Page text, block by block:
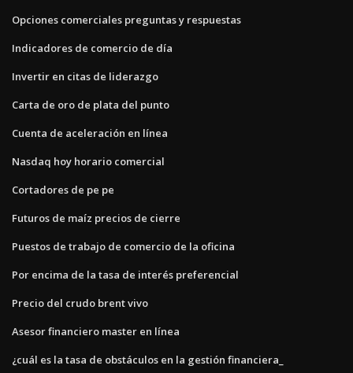
Opciones comerciales preguntas y respuestas
Indicadores de comercio de día
Invertir en citas de liderazgo
Carta de oro de plata del punto
Cuenta de aceleración en línea
Nasdaq hoy horario comercial
Cortadores de pe pe
Futuros de maíz precios de cierre
Puestos de trabajo de comercio de la oficina
Por encima de la tasa de interés preferencial
Precio del crudo brent vivo
Asesor financiero master en línea
¿cuál es la tasa de obstáculos en la gestión financiera_